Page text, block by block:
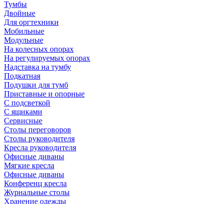
Тумбы
Двойные
Для оргтехники
Мобильные
Модульные
На колесных опорах
На регулируемых опорах
Надставка на тумбу
Подкатная
Подушки для тумб
Приставные и опорные
С подсветкой
С ящиками
Сервисные
Столы переговоров
Столы руководителя
Кресла руководителя
Офисные диваны
Мягкие кресла
Офисные диваны
Конференц кресла
Журнальные столы
Хранение одежды